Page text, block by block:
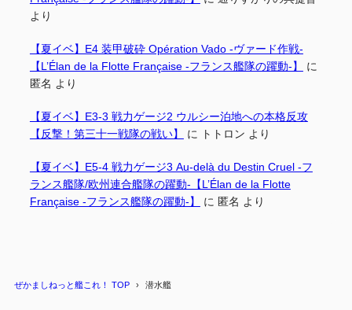
より
【夏イベ】E4 装甲破砕 Opération Vado -ヴァード作戦-
【L’Élan de la Flotte Française -フランス艦隊の躍動-】
に
匿名 より
【夏イベ】E3-3 戦力ゲージ2 ウルシー泊地への本格反攻
【反撃！第三十一戦隊の戦い】
に トトロン より
【夏イベ】E5-4 戦力ゲージ3 Au-delà du Destin Cruel -フ
ランス艦隊/欧州連合艦隊の躍動-【L’Élan de la Flotte
Française -フランス艦隊の躍動-】
に 匿名 より
ぜかましねっと艦これ！ TOP 潜水艦